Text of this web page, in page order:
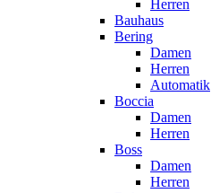
Herren
Bauhaus
Bering
Damen
Herren
Automatik
Boccia
Damen
Herren
Boss
Damen
Herren